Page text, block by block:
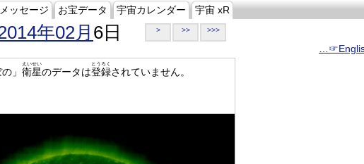
ッセージ お宝データ 宇宙カレンダー 宇宙 xR
年02月 6日 > >> >>>
」 衛星
えいせい
のデータは登録
とうろく
されていません。